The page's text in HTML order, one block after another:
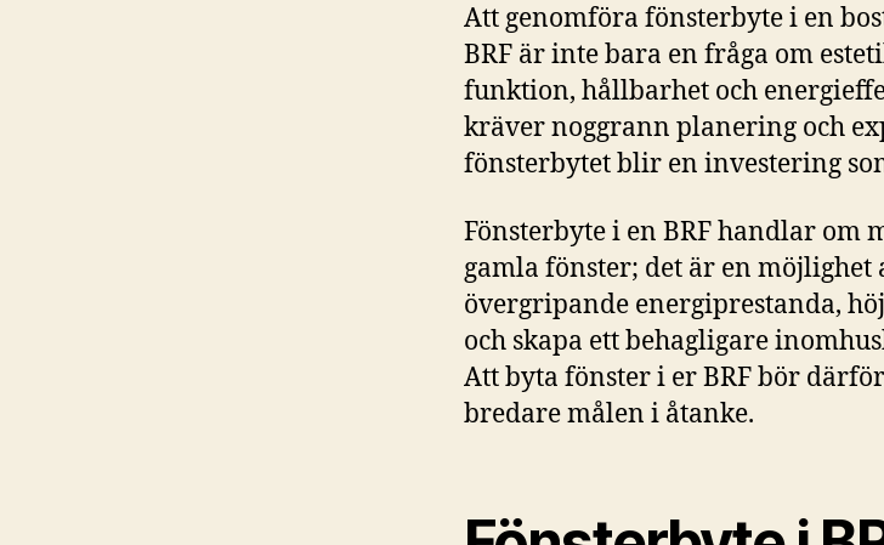
Att genomföra fönsterbyte i en
BRF är inte bara en fråga om
funktion, hållbarhet och
kräver noggrann planering och
fönsterbytet blir en investering
Fönsterbyte i en BRF handlar om
gamla fönster; det är en
övergripande energiprestanda,
och skapa ett behagligare
Att byta fönster i er BRF bör
bredare målen i åtanke.